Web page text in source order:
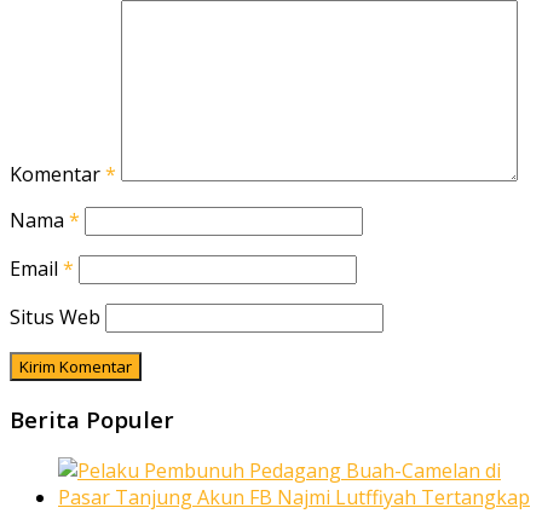
Komentar*
Nama *
Email *
Situs Web
Berita Populer